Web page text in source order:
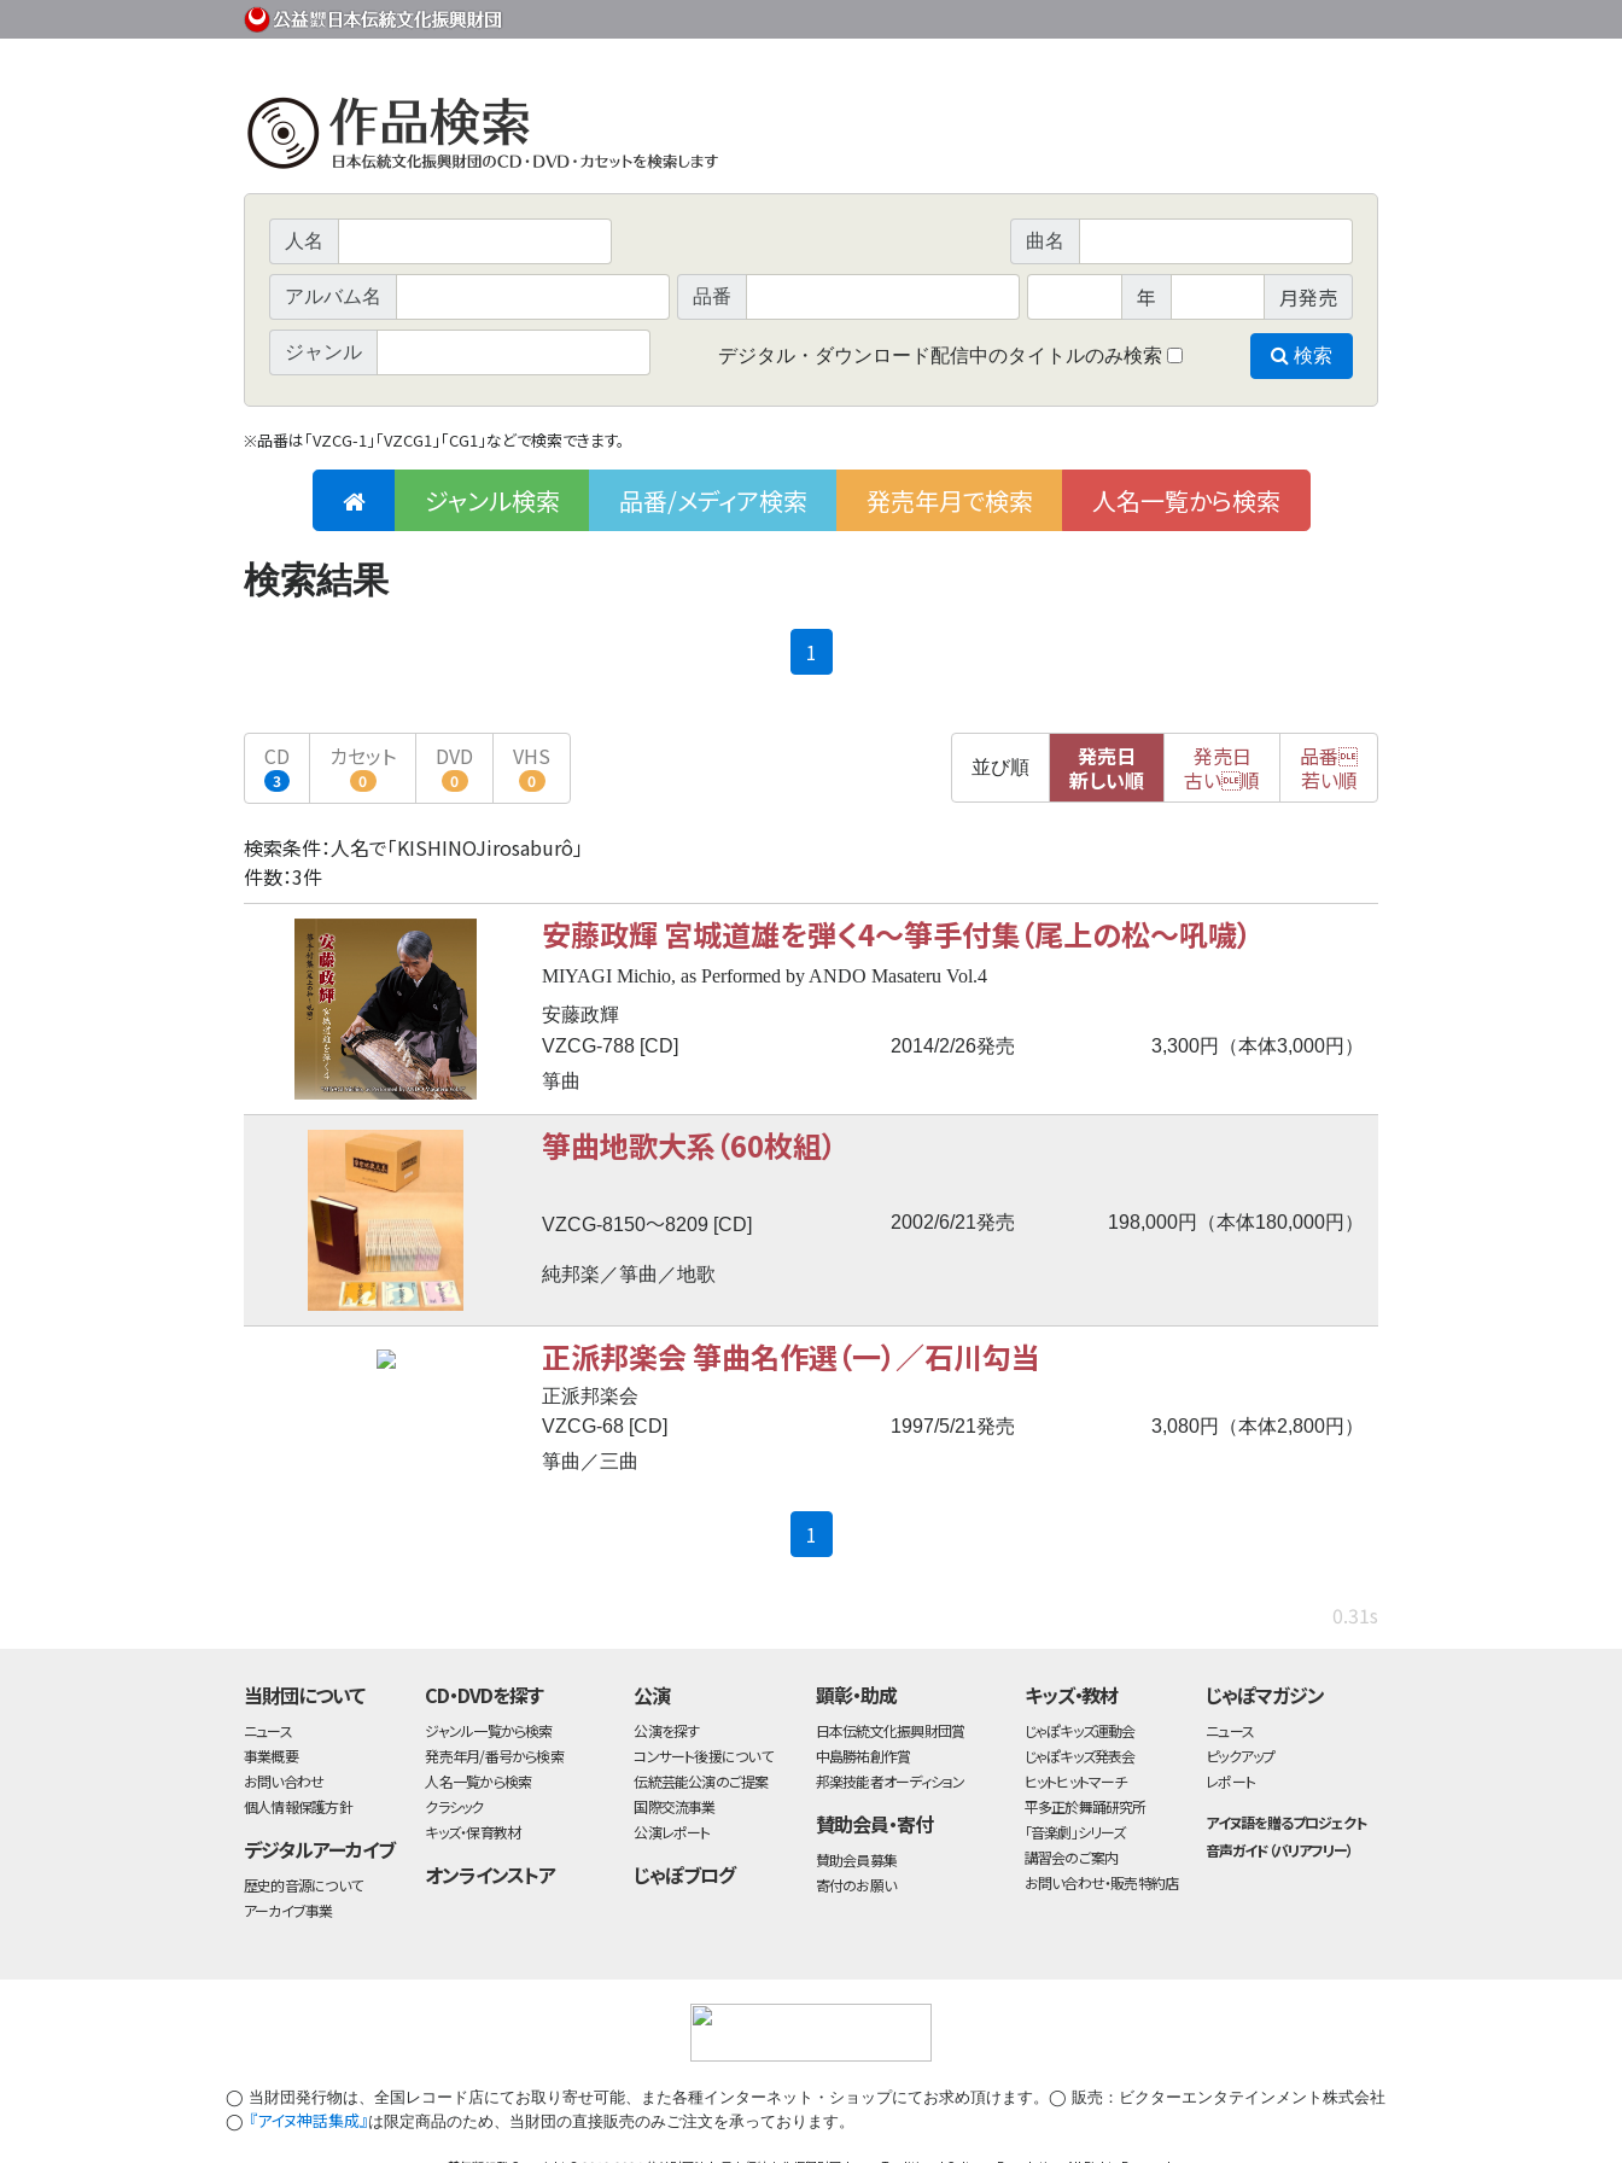
人名 曲名
アルバム名 品番 年 月発売
ジャンル デジタル・ダウンロード配信中のタイトルのみ検索 検索
※品番は「VZCG-1」「VZCG1」「CG1」などで検索できます。
ジャンル検索 品番/メディア検索 発売年月で検索 人名一覧から検索
検索結果
1
CD
3
カセット
0
DVD
0
VHS
0
並び順
発売日
新しい順
発売日
古い順
品番
若い順
検索条件：人名で「KISHINOJirosaburô」
件数：3件
安藤政輝 宮城道雄を弾く4〜箏手付集（尾上の松〜吼噦）
MIYAGI Michio, as Performed by ANDO Masateru Vol.4
安藤政輝
VZCG-788 [CD]
2014/2/26発売
3,300円（本体3,000円）
箏曲
箏曲地歌大系（60枚組）
VZCG-8150〜8209 [CD] 2002/6/21発売 198,000円（本体180,000円）
純邦楽／箏曲／地歌
正派邦楽会 箏曲名作選（一）／石川勾当
正派邦楽会
VZCG-68 [CD]
1997/5/21発売
3,080円（本体2,800円）
箏曲／三曲
1
0.31s
当財団について
ニュース
事業概要
お問い合わせ
個人情報保護方針
デジタルアーカイブ
歴史的音源について
アーカイブ事業
CD・DVDを探す
ジャンル一覧から検索
発売年月/番号から検索
人名一覧から検索
クラシック
キッズ・保育教材
オンラインストア
公演
公演を探す
コンサート後援について
伝統芸能公演のご提案
国際交流事業
公演レポート
じゃぽブログ
顕彰・助成
日本伝統文化振興財団賞
中島勝祐創作賞
邦楽技能者オーディション
賛助会員・寄付
賛助会員募集
寄付のお願い
キッズ・教材
じゃぽキッズ運動会
じゃぽキッズ発表会
ヒットヒットマーチ
平多正於舞踊研究所
「音楽劇」シリーズ
講習会のご案内
お問い合わせ・販売特約店
じゃぽマガジン
ニュース
ピックアップ
レポート
アイヌ語を贈るプロジェクト
音声ガイド（バリアフリー）
◯ 当財団発行物は、全国レコード店にてお取り寄せ可能、また各種インターネット・ショップにてお求め頂けます。◯ 販売：ビクターエンタテインメント株式会社
◯ 『アイヌ神話集成』は限定商品のため、当財団の直接販売のみご注文を承っております。